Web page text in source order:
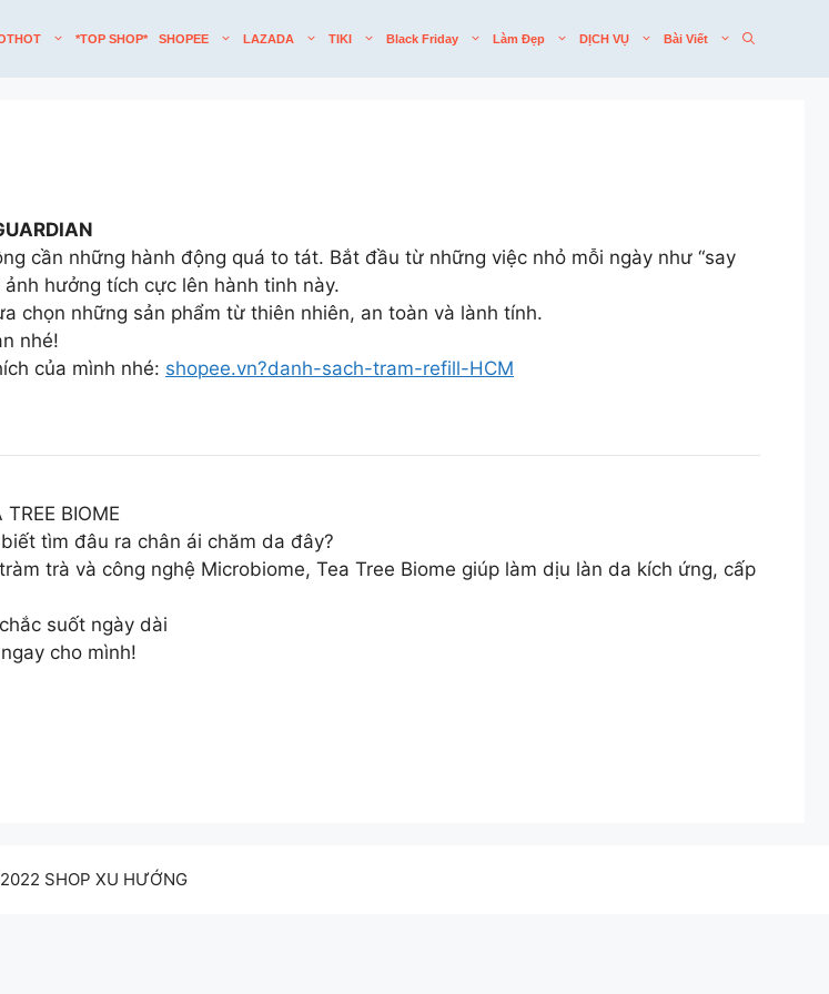
*TOP SHOP* SHOPEE LAZADA TIKI Black Friday Làm Đẹp DỊCH VỤ Bài Viết
cần những hành động quá to tát. Bắt đầu từ những việc nhỏ mỗi ngày như “say
hưởng tích cực lên hành tinh này.
chọn những sản phẩm từ thiên nhiên, an toàn và lành tính.
nhé!
của mình nhé: shopee.vn?danh-sach-tram-refill-HCM
BIOME
tìm đâu ra chân ái chăm da đây?​
trà và công nghệ Microbiome, Tea Tree Biome giúp làm dịu làn da kích ứng, cấp
suốt ngày dài
cho mình!
SHOP XU HƯỚNG